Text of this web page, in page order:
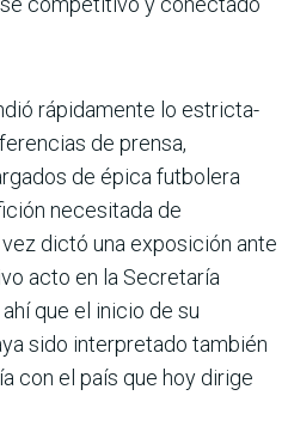
rápidamente lo estricta­
de prensa,
de épica futbolera
necesitada de
dictó una exposición ante
acto en la Secretaría
que el inicio de su
sido interpretado también
con el país que hoy dirige